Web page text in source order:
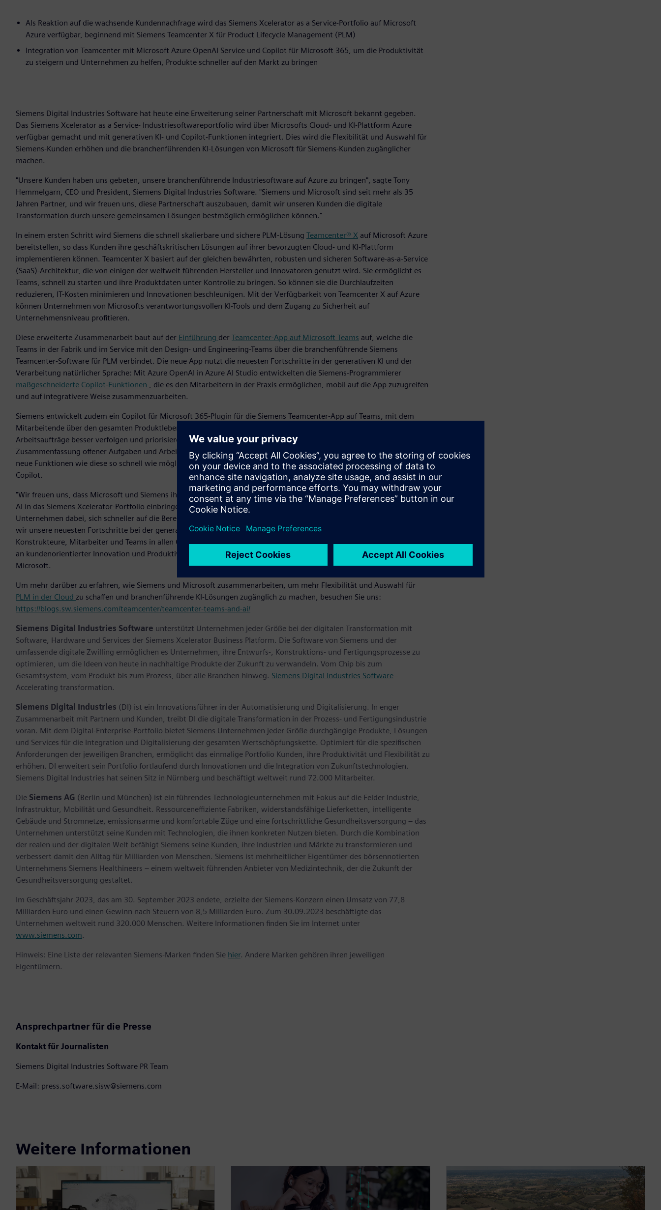
Als Reaktion auf die wachsende Kundennachfrage wird das Siemens Xcelerator as a Service-Portfolio auf Microsoft
Azure verfügbar, beginnend mit Siemens Teamcenter X für Product Lifecycle Management (PLM)
Integration von Teamcenter mit Microsoft Azure OpenAI Service und Copilot für Microsoft 365, um die Produktivität
zu steigern und Unternehmen zu helfen, Produkte schneller auf den Markt zu bringen
Siemens Digital Industries Software hat heute eine Erweiterung seiner Partnerschaft mit Microsoft bekannt gegeben.
Das Siemens Xcelerator as a Service- Industriesoftwareportfolio wird über Microsofts Cloud- und KI-Plattform Azure
verfügbar gemacht und mit generativen KI- und Copilot-Funktionen integriert. Dies wird die Flexibilität und Auswahl für
Siemens-Kunden erhöhen und die branchenführenden KI-Lösungen von Microsoft für Siemens-Kunden zugänglicher
machen.
"Unsere Kunden haben uns gebeten, unsere branchenführende Industriesoftware auf Azure zu bringen", sagte Tony
Hemmelgarn, CEO und President, Siemens Digital Industries Software. "Siemens und Microsoft sind seit mehr als 35
Jahren Partner, und wir freuen uns, diese Partnerschaft auszubauen, damit wir unseren Kunden die digitale
Transformation durch unsere gemeinsamen Lösungen bestmöglich ermöglichen können."
In einem ersten Schritt wird Siemens die schnell skalierbare und sichere PLM-Lösung Teamcenter® X auf Microsoft Azure
bereitstellen, so dass Kunden ihre geschäftskritischen Lösungen auf ihrer bevorzugten Cloud- und KI-Plattform
implementieren können. Teamcenter X basiert auf der gleichen bewährten, robusten und sicheren Software-as-a-Service
(SaaS)-Architektur, die von einigen der weltweit führenden Hersteller und Innovatoren genutzt wird. Sie ermöglicht es
Teams, schnell zu starten und ihre Produktdaten unter Kontrolle zu bringen. So können sie die Durchlaufzeiten
reduzieren, IT-Kosten minimieren und Innovationen beschleunigen. Mit der Verfügbarkeit von Teamcenter X auf Azure
können Unternehmen von Microsofts verantwortungsvollen KI-Tools und dem Zugang zu Sicherheit auf
Unternehmensniveau profitieren.
Diese erweiterte Zusammenarbeit baut auf der Einführung der Teamcenter-App auf Microsoft Teams auf, welche die
Teams in der Fabrik und im Service mit den Design- und Engineering-Teams über die branchenführende Siemens
Teamcenter-Software für PLM verbindet. Die neue App nutzt die neuesten Fortschritte in der generativen KI und der
Verarbeitung natürlicher Sprache: Mit Azure OpenAI in Azure AI Studio entwickelten die Siemens-Programmierer
maßgeschneiderte Copilot-Funktionen , die es den Mitarbeitern in der Praxis ermöglichen, mobil auf die App zuzugreifen
und auf integrativere Weise zusammenzuarbeiten.
Siemens entwickelt zudem ein Copilot für Microsoft 365-Plugin für die Siemens Teamcenter-App auf Teams, mit dem
Mitarbeitende über den gesamten Produktlebenszyklus und die gesamte Wertschöpfungskette hinweg ihre
Arbeitsaufträge besser verfolgen und priorisieren können. Sie werden den Microsoft Copilot um Hilfe bei der
Zusammenfassung offener Aufgaben und Arbeitsabläufe bitten können – bequem von ihrer Teams-App aus. Um Kunden
neue Funktionen wie diese so schnell wie möglich zur Verfügung zu stellen, nutzen die Siemens-Entwickler GitHub
Copilot.
"Wir freuen uns, dass Microsoft und Siemens ihre Zusammenarbeit weiter vertiefen und die Leistungsfähigkeit von Azure
AI in das Siemens Xcelerator-Portfolio einbringen. So befriedigen sie die wachsende Marktnachfrage und unterstützen
Unternehmen dabei, sich schneller auf die Bereitstellung eines differenzierten Kundennutzens zu konzentrieren. Indem
wir unsere neuesten Fortschritte bei der generativen KI und Copilot-Funktionen einsetzen, können wir gemeinsam
Konstrukteure, Mitarbeiter und Teams in allen Geschäftsbereichen und Regionen unterstützen und so ein neues Niveau
an kundenorientierter Innovation und Produktivität erreichen", sagte Nick Parker, President, Industry & Partnerships bei
Microsoft.
Um mehr darüber zu erfahren, wie Siemens und Microsoft zusammenarbeiten, um mehr Flexibilität und Auswahl für
PLM in der Cloud zu schaffen und branchenführende KI-Lösungen zugänglich zu machen, besuchen Sie uns:
https://blogs.sw.siemens.com/teamcenter/teamcenter-teams-and-ai/
Siemens Digital Industries Software unterstützt Unternehmen jeder Größe bei der digitalen Transformation mit
Software, Hardware und Services der Siemens Xcelerator Business Platform. Die Software von Siemens und der
umfassende digitale Zwilling ermöglichen es Unternehmen, ihre Entwurfs-, Konstruktions- und Fertigungsprozesse zu
optimieren, um die Ideen von heute in nachhaltige Produkte der Zukunft zu verwandeln. Vom Chip bis zum
Gesamtsystem, vom Produkt bis zum Prozess, über alle Branchen hinweg. Siemens Digital Industries Software–
Accelerating transformation.
Siemens Digital Industries (DI) ist ein Innovationsführer in der Automatisierung und Digitalisierung. In enger
Zusammenarbeit mit Partnern und Kunden, treibt DI die digitale Transformation in der Prozess- und Fertigungsindustrie
voran. Mit dem Digital-Enterprise-Portfolio bietet Siemens Unternehmen jeder Größe durchgängige Produkte, Lösungen
und Services für die Integration und Digitalisierung der gesamten Wertschöpfungskette. Optimiert für die spezifischen
Anforderungen der jeweiligen Branchen, ermöglicht das einmalige Portfolio Kunden, ihre Produktivität und Flexibilität zu
erhöhen. DI erweitert sein Portfolio fortlaufend durch Innovationen und die Integration von Zukunftstechnologien.
Siemens Digital Industries hat seinen Sitz in Nürnberg und beschäftigt weltweit rund 72.000 Mitarbeiter.
Die Siemens AG (Berlin und München) ist ein führendes Technologieunternehmen mit Fokus auf die Felder Industrie,
Infrastruktur, Mobilität und Gesundheit. Ressourceneffiziente Fabriken, widerstandsfähige Lieferketten, intelligente
Gebäude und Stromnetze, emissionsarme und komfortable Züge und eine fortschrittliche Gesundheitsversorgung – das
Unternehmen unterstützt seine Kunden mit Technologien, die ihnen konkreten Nutzen bieten. Durch die Kombination
der realen und der digitalen Welt befähigt Siemens seine Kunden, ihre Industrien und Märkte zu transformieren und
verbessert damit den Alltag für Milliarden von Menschen. Siemens ist mehrheitlicher Eigentümer des börsennotierten
Unternehmens Siemens Healthineers – einem weltweit führenden Anbieter von Medizintechnik, der die Zukunft der
Gesundheitsversorgung gestaltet.
Im Geschäftsjahr 2023, das am 30. September 2023 endete, erzielte der Siemens-Konzern einen Umsatz von 77,8
Milliarden Euro und einen Gewinn nach Steuern von 8,5 Milliarden Euro. Zum 30.09.2023 beschäftigte das
Unternehmen weltweit rund 320.000 Menschen. Weitere Informationen finden Sie im Internet unter
www.siemens.com.
Hinweis: Eine Liste der relevanten Siemens-Marken finden Sie hier. Andere Marken gehören ihren jeweiligen
Eigentümern.
Ansprechpartner für die Presse
Kontakt für Journalisten
Siemens Digital Industries Software PR Team
E-Mail: press.software.sisw@siemens.com
Weitere Informationen